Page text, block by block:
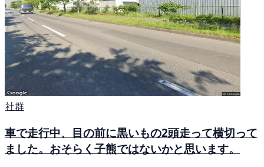
社群
車で走行中、目の前に黒いもの2頭走って横切って
ました。おそらく子熊ではないかと思います。